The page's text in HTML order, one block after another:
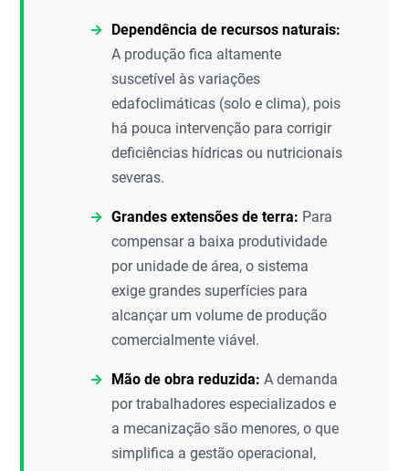
Dependência de recursos naturais:
A produção fica altamente
suscetível às variações
edafoclimáticas (solo e clima), pois
há pouca intervenção para corrigir
deficiências hídricas ou nutricionais
severas.
Grandes extensões de terra: Para
compensar a baixa produtividade
por unidade de área, o sistema
exige grandes superfícies para
alcançar um volume de produção
comercialmente viável.
Mão de obra reduzida: A demanda
por trabalhadores especializados e
a mecanização são menores, o que
simplifica a gestão operacional,